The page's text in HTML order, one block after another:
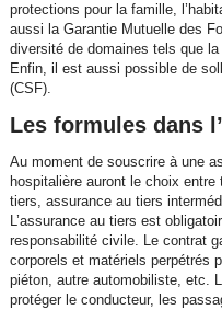
protections pour la famille,
aussi la Garantie Mutuelle des
diversité de domaines tels que la
Enfin, il est aussi possible de
(CSF).
Les formules dans
Au moment de souscrire à une
hospitalière auront le choix
tiers, assurance au tiers
L’assurance au tiers est
responsabilité civile. Le contrat
corporels et matériels perpétrés
piéton, autre automobiliste, etc.
protéger le conducteur, les